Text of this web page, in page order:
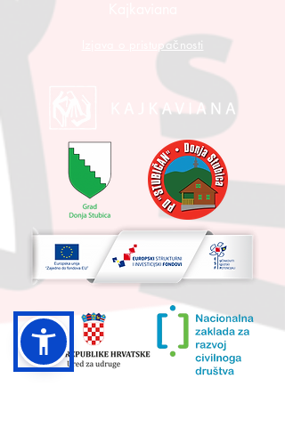
Izjava o pristupačnosti